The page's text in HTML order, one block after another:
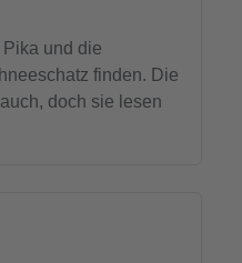
Pika und die
finden. Die
doch sie lesen